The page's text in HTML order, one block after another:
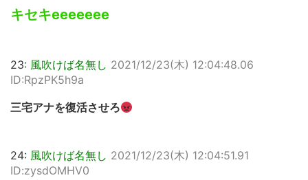
キセキeeeeeee
23: 風吹けば名無し 2021/12/23(木) 12:04:48.06
ID:RpzPK5h9a
三宅アナを復活させろ
24: 風吹けば名無し 2021/12/23(木) 12:04:51.91
ID:zysdOMHV0